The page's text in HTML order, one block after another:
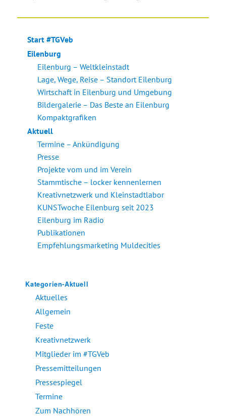
Start #TGVeb
Eilenburg
Eilenburg – Weltkleinstadt
Lage, Wege, Reise – Standort Eilenburg
Wirtschaft in Eilenburg und Umgebung
Bildergalerie – Das Beste an Eilenburg
Kompaktgrafiken
Aktuell
Termine – Ankündigung
Presse
Projekte vom und im Verein
Stammtische – locker kennenlernen
Kreativnetzwerk und Kleinstadtlabor
KUNSTwoche Eilenburg seit 2023
Eilenburg im Radio
Publikationen
Empfehlungsmarketing Muldecities
Kategorien-Aktuell
Aktuelles
Allgemein
Feste
Kreativnetzwerk
Mitglieder im #TGVeb
Pressemitteilungen
Pressespiegel
Termine
Zum Nachhören